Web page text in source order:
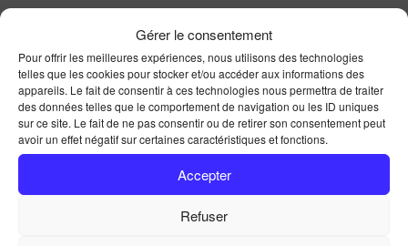
Gérer le consentement
Pour offrir les meilleures expériences, nous utilisons des technologies
telles que les cookies pour stocker et/ou accéder aux informations des
appareils. Le fait de consentir à ces technologies nous permettra de traiter
des données telles que le comportement de navigation ou les ID uniques
sur ce site. Le fait de ne pas consentir ou de retirer son consentement peut
avoir un effet négatif sur certaines caractéristiques et fonctions.
Accepter
Refuser
32″ Odyssey Gaming
Monitor LS32CG552
389,00€